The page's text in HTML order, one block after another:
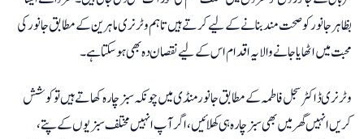
بظاہر جانور کو صحت مند بنانے کے لیے کرتے ہیں تاہم وٹرنری ماہرین کے مطابق جانور کی
محبت میں اٹھایا جانے والا یہ اقدام اس کے لیے نقصان دہ بھی ہوسکتا ہے۔
وٹرنری ڈاکٹر سجل فاطمہ کے مطابق جانور منڈی میں چونکہ سبز چارہ کھاتے ہیں تو کوشش
کریں انہیں گھر میں بھی سبز چارہ ہی کھلائیں، اگر آپ انہیں مختلف سبزیوں کے پتے،